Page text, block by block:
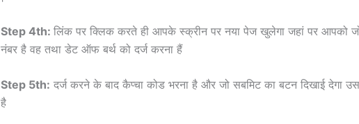
Step 4th: लिंक पर क्लिक करते ही आपके स्क्रीन पर नया पेज खुलेगा जहां पर आपको
नंबर है वह तथा डेट ऑफ बर्थ को दर्ज करना हैं
Step 5th: दर्ज करने के बाद कैप्चा कोड भरना है और जो सबमिट का बटन दिखाई देगा
है